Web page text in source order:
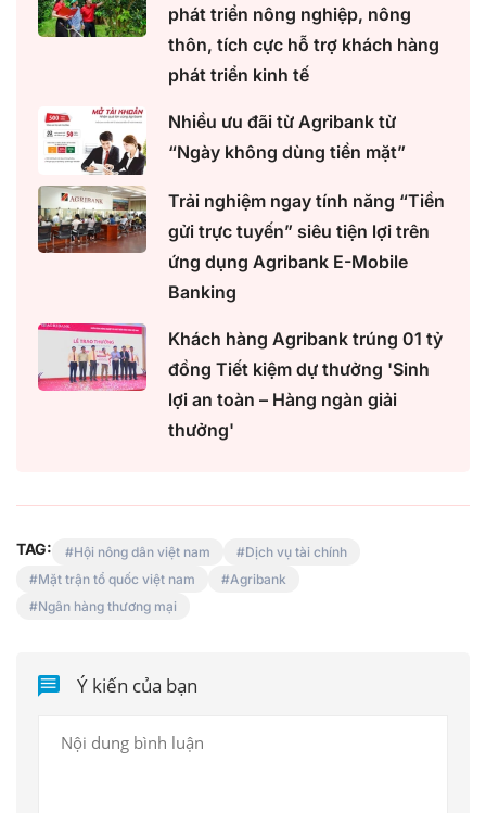
phát triển nông nghiệp, nông
thôn, tích cực hỗ trợ khách hàng
phát triển kinh tế
Nhiều ưu đãi từ Agribank từ
“Ngày không dùng tiền mặt”
Trải nghiệm ngay tính năng “Tiền
gửi trực tuyến” siêu tiện lợi trên
ứng dụng Agribank E-Mobile
Banking
Khách hàng Agribank trúng 01 tỷ
đồng Tiết kiệm dự thưởng 'Sinh
lợi an toàn – Hàng ngàn giải
thưởng'
TAG: Hội nông dân việt nam
Dịch vụ tài chính
Mặt trận tổ quốc việt nam
Agribank
Ngân hàng thương mại
Ý kiến của bạn